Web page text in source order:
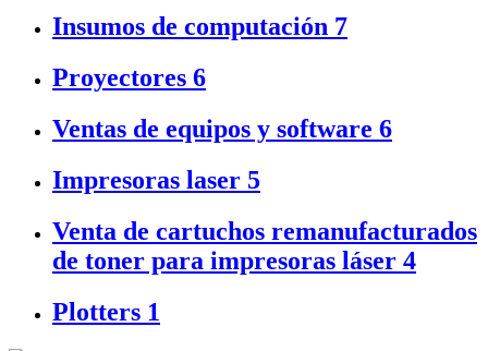
Insumos de computación 7
Proyectores 6
Ventas de equipos y software 6
Impresoras laser 5
Venta de cartuchos remanufacturados
de toner para impresoras láser 4
Plotters 1